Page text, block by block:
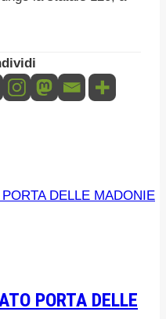
PORTA DELLE